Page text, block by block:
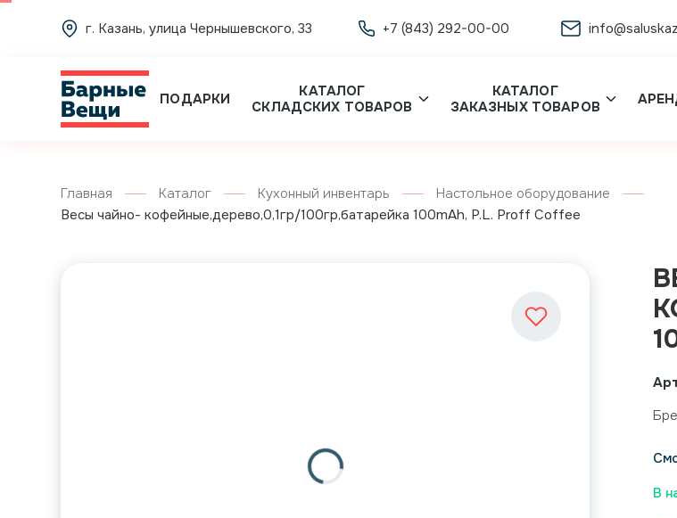
г. Казань, улица Чернышевского, 33 +7 (843) 292-00-00
ПОДАРКИ
КАТАЛОГ
СКЛАДСКИХ ТОВАРОВ
КАТАЛОГ
ЗАКАЗНЫХ ТОВАРОВ
Главная Каталог Кухонный инвентарь
Настольное оборудование
Весы чайно- кофейные,дерево,0,1гр/100гр,батарейка 100mAh, P.L. Proff Coffee
В